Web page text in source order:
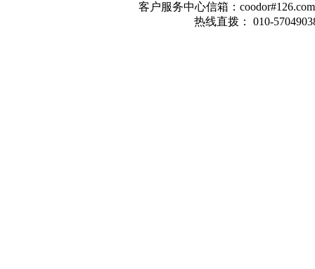
客户服务中心信箱：
热线直拨： 010-